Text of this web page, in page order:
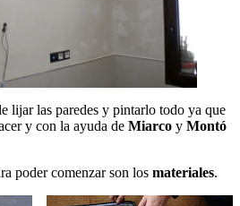
lijar las paredes y pintarlo todo ya que
y con la ayuda de Miarco y Montó
poder comenzar son los materiales.